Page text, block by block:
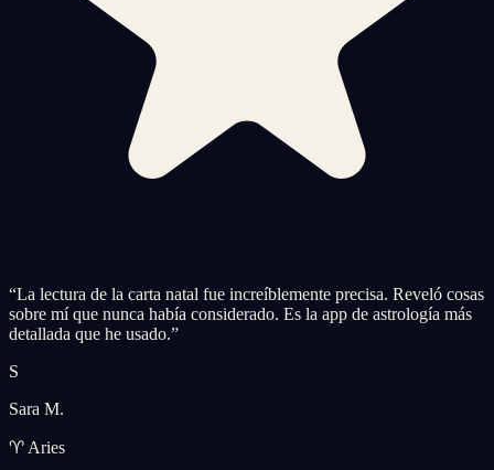
“La lectura de la carta natal fue increíblemente precisa. Reveló cosas
sobre mí que nunca había considerado. Es la app de astrología más
detallada que he usado.”
S
Sara M.
♈ Aries